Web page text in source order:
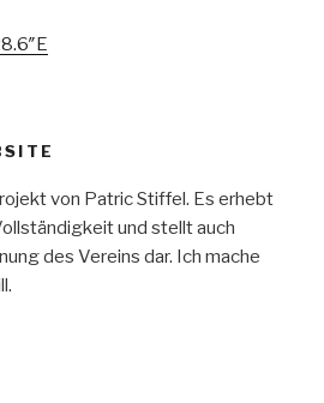
von Patric Stiffel. Es erhebt
und stellt auch
des Vereins dar. Ich mache